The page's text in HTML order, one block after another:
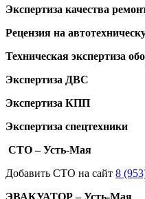
Экспертиза качества
Рецензия на
Техническая экспертиза
Экспертиза ДВС
Экспертиза КПП
Экспертиза спецтехники
СТО – Усть-Мая
Добавить СТО на сайт 8
ЭВАКУАТОР – Усть-Мая